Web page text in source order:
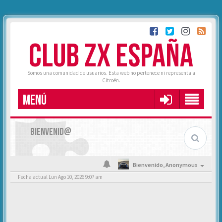
CLUB ZX ESPAÑA
Somos una comunidad de usuarios. Esta web no pertenece ni representa a
Citroën.
MENÚ
BIENVENID@
Bienvenido,Anonymous
Fecha actual Lun Ago 10, 2026 9:07 am